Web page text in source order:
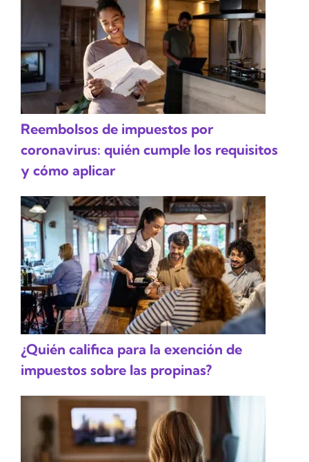
Reembolsos de impuestos por
coronavirus: quién cumple los requisitos
y cómo aplicar
¿Quién califica para la exención de
impuestos sobre las propinas?